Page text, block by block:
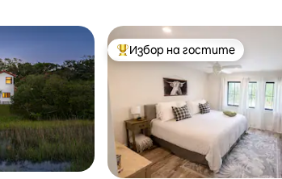
Най-популярен избор на
Избор на гостите